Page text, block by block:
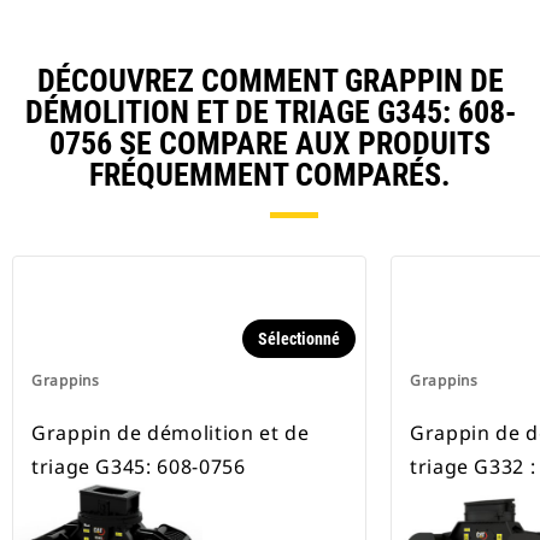
DÉCOUVREZ COMMENT GRAPPIN DE
DÉMOLITION ET DE TRIAGE G345: 608-
0756 SE COMPARE AUX PRODUITS
FRÉQUEMMENT COMPARÉS.
Grappins
Sélectionné
Grappin de démolition et de
triage G345: 608-0756
Grappins
Grappin de
triage G332 :